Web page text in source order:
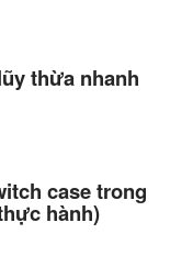
thừa nhanh
case trong
hành)